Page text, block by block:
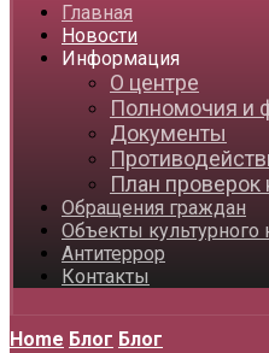
Главная
Новости
Информация
О центре
Полномочия и
Документы
План проверок
Обращения граждан
Объекты культурного
Антитеррор
Контакты
Home Блог Блог